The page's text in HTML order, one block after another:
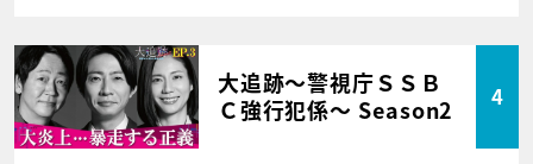
大追跡～警視庁ＳＳＢ
Ｃ強行犯係～ Season2
4